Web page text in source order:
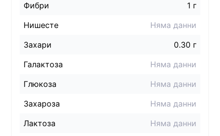
Фибри
1 г
Нишесте
Няма данни
Захари
0.30 г
Галактоза
Няма данни
Глюкоза
Няма данни
Захароза
Няма данни
Лактоза
Няма данни